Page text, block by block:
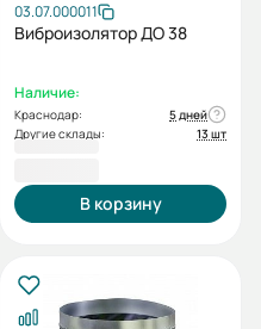
03.07.000011
Виброизолятор ДО 38
Наличие:
Краснодар:
5 дней
Другие склады:
13 шт
В корзину